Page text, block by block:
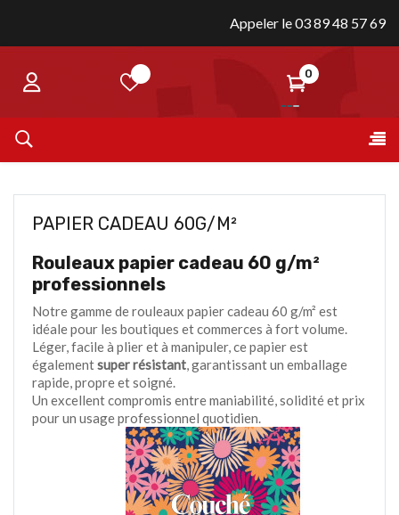
Appeler le 03 89 48 57 69
0
la
☰
PAPIER CADEAU 60G/M²
Rouleaux papier cadeau 60 g/m²
professionnels
Notre gamme de rouleaux papier cadeau 60 g/m² est
idéale pour les boutiques et commerces à fort volume.
Léger, facile à plier et à manipuler, ce papier est
égalementsuper résistant, garantissant un emballage
rapide, propre et soigné.
Un excellent compromis entre maniabilité, solidité et prix
pour un usage professionnel quotidien.